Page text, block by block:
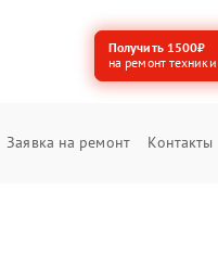
Получить 1500₽
на ремонт техники
Заявка на ремонт Контакты